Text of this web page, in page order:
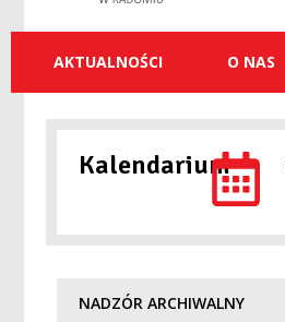
AKTUALNOŚCI O NAS
Kalendarium
NADZÓR ARCHIWALNY